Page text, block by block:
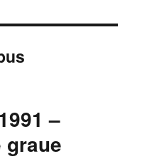
–